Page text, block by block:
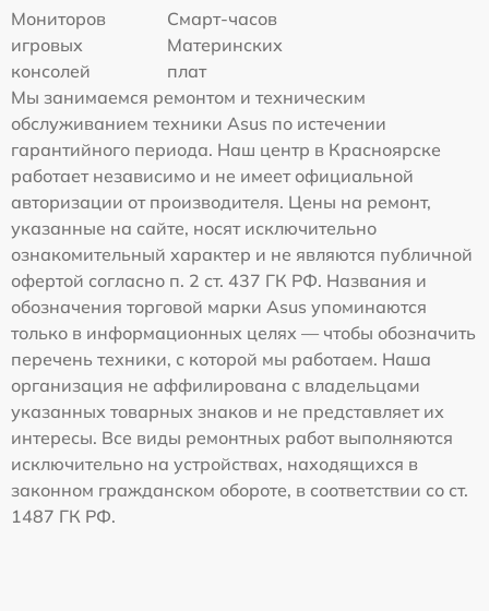
Мониторов
Смарт-часов
игровых
консолей
Материнских
плат
Мы занимаемся ремонтом и техническим
обслуживанием техники Asus по истечении
гарантийного периода. Наш центр в Красноярске
работает независимо и не имеет официальной
авторизации от производителя. Цены на ремонт,
указанные на сайте, носят исключительно
ознакомительный характер и не являются публичной
офертой согласно п. 2 ст. 437 ГК РФ. Названия и
обозначения торговой марки Asus упоминаются
только в информационных целях — чтобы обозначить
перечень техники, с которой мы работаем. Наша
организация не аффилирована с владельцами
указанных товарных знаков и не представляет их
интересы. Все виды ремонтных работ выполняются
исключительно на устройствах, находящихся в
законном гражданском обороте, в соответствии со ст.
1487 ГК РФ.